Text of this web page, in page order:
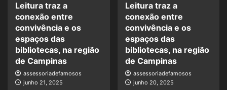
Leitura traz a
conexão entre
convivência e os
espaços das
bibliotecas, na região
de Campinas
assessoriadefamosos
junho 21, 2025
Leitura traz a
conexão entre
convivência e os
espaços das
bibliotecas, na região
de Campinas
assessoriadefamosos
junho 20, 2025